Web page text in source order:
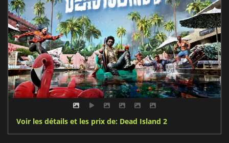
Voir les détails et les prix de: Dead Island 2